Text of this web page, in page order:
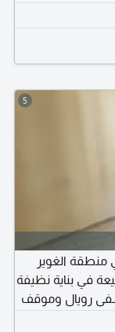
قريب من
دبي وعجمان
محدودة
5
الغوير
في بناية نظيفة
رويال وموقف